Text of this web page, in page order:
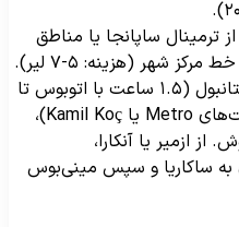
ترمینال ساپانجا یا مناطق
شهر (هزینه: ۵-۷ لیر).
از استانبول (۱.۵ ساعت با اتوبوس تا
ترمینال ساپانجا، شرکت‌های Metro یا Kamil Koç)،
ازمیر یا آنکارا،
ساکاریا و سپس مینی‌بوس